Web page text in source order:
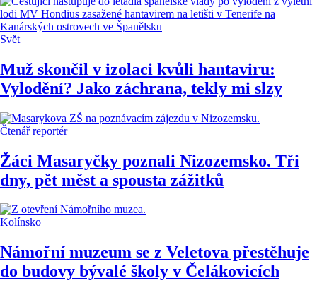
Svět
Muž skončil v izolaci kvůli hantaviru:
Vylodění? Jako záchrana, tekly mi slzy
Čtenář reportér
Žáci Masaryčky poznali Nizozemsko. Tři
dny, pět měst a spousta zážitků
Kolínsko
Námořní muzeum se z Veletova přestěhuje
do budovy bývalé školy v Čelákovicích